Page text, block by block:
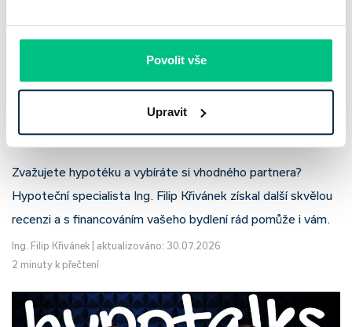
Povolit vše
Upravit
Recenze - hypoteční specialista: Ing.
Filip Křivánek, klient: Tomáš B.
Zvažujete hypotéku a vybíráte si vhodného partnera?
Hypoteční specialista Ing. Filip Křivánek získal další skvělou
recenzi a s financováním vašeho bydlení rád pomůže i vám.
Ing. Filip Křivánek
aktualizováno: 30.07.2026
2 minuty k přečtení